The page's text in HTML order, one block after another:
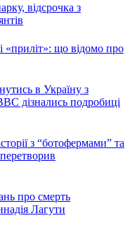
відсрочка з
«приліт»: що відомо про
в Україну з
дізнались подробиці
з “ботофермами” та
про смерть
Лагути